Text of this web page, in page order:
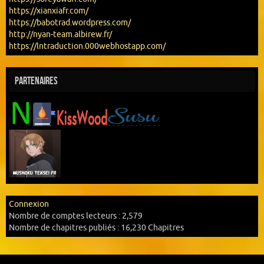
https://xianxiafr.com/
https://babotrad.wordpress.com/
http://nyan-team.albirew.fr/
https://lntraduction.000webhostapp.com/
Partenaires
Connexion
Nombre de comptes lecteurs : 2,579
Nombre de chapitres publiés : 16,230 Chapitres